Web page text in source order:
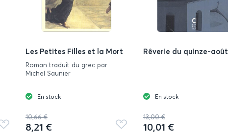
Ajouter
Les Petites Filles et la Mort
Roman traduit du grec par
Michel Saunier
En stock
10,66 €
8,21 €
Ajouter
Rêverie du quinze-août
En stock
13,00 €
10,01 €